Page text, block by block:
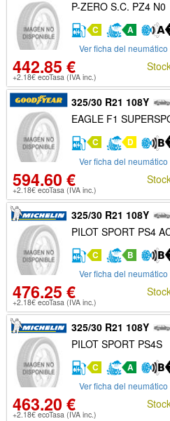
P-ZERO S.C. PZ4 N0
C A
Ver ficha del neumático
442.85 €
+2.18€ ecoTasa (IVA inc.)
325/30 R21 108Y
EAGLE F1
C D
Ver ficha del neumático
594.60 €
+2.18€ ecoTasa (IVA inc.)
325/30 R21 108Y
PILOT SPORT PS4
C B
Ver ficha del neumático
476.25 €
+2.18€ ecoTasa (IVA inc.)
325/30 R21 108Y
PILOT SPORT PS4S
C A
Ver ficha del neumático
463.20 €
+2.18€ ecoTasa (IVA inc.)